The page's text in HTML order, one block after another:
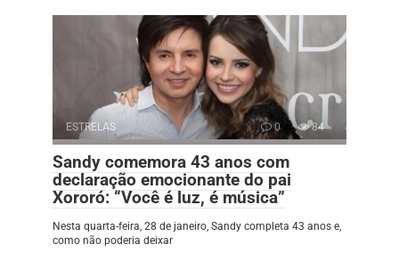
ESTRELAS 0 84
Sandy comemora 43 anos com
declaração emocionante do pai
Xororó: “Você é luz, é música”
Nesta quarta-feira, 28 de janeiro, Sandy completa 43 anos e,
como não poderia deixar